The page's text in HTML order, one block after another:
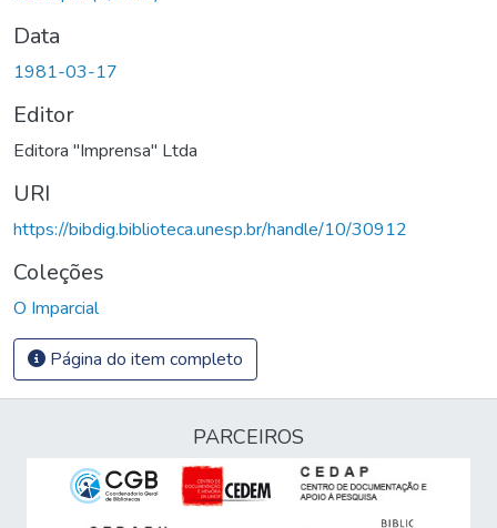
Data
1981-03-17
Editor
Editora "Imprensa" Ltda
URI
https://bibdig.biblioteca.unesp.br/handle/10/30912
Coleções
O Imparcial
Página do item completo
PARCEIROS